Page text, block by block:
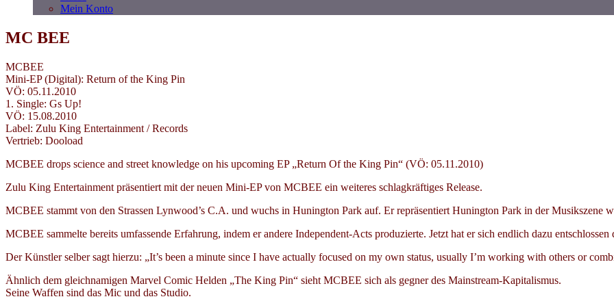
Mein Konto
MC BEE
MCBEE
Mini-EP (Digital): Return of the King Pin
VÖ: 05.11.2010
1. Single: Gs Up!
VÖ: 15.08.2010
Label: Zulu King Entertainment / Records
Vertrieb: Dooload
MCBEE drops science and street knowledge on his upcoming EP „Return Of the King Pin“ (VÖ: 05.11.2010)
Zulu King Entertainment präsentiert mit der neuen Mini-EP von MCBEE ein weiteres schlagkräftiges Release.
MCBEE stammt von den Strassen Lynwood’s C.A. und wuchs in Hunington Park auf. Er repräsentiert Hunington Park in der Musikszene
MCBEE sammelte bereits umfassende Erfahrung, indem er andere Independent-Acts produzierte. Jetzt hat er sich endlich dazu
Der Künstler selber sagt hierzu: „It’s been a minute since I have actually focused on my own status, usually I’m working with others or
Ähnlich dem gleichnamigen Marvel Comic Helden „The King Pin“ sieht MCBEE sich als gegner des Mainstream-Kapitalismus.
Seine Waffen sind das Mic und das Studio.